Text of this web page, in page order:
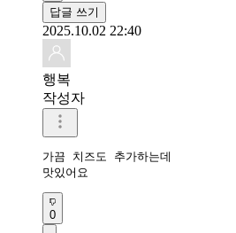
답글 쓰기
2025.10.02 22:40
행복
작성자
가끔 치즈도 추가하는데
맛있어요
0